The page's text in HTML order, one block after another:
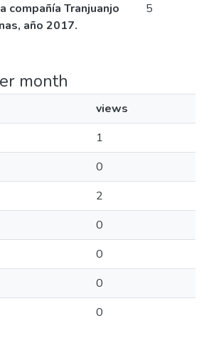
compañía Tranjuanjo
año 2017.
5
month
views
1
0
2
0
0
0
0